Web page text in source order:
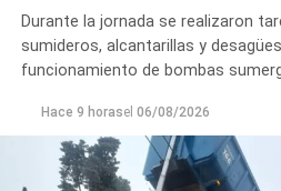
Durante la jornada se realizaron
sumideros, alcantarillas y
funcionamiento de bombas
Hace 9 horasel 06/08/2026